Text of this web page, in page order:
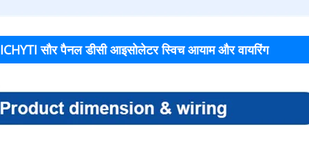
ICHYTI सौर पैनल डीसी आइसोलेटर स्विच आयाम और वायरिंग